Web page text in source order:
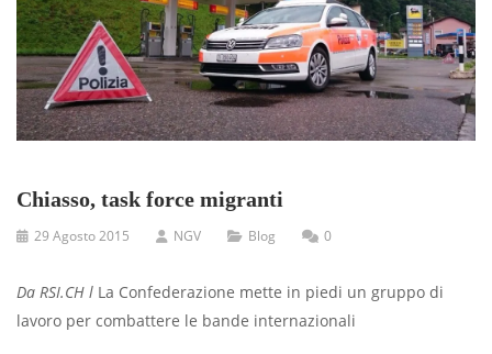
Chiasso, task force migranti
29 Agosto 2015 NGV Blog 0
Da RSI.CH l La Confederazione mette in piedi un gruppo di
lavoro per combattere le bande internazionali